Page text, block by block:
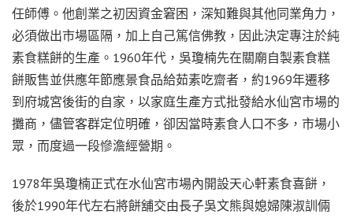
任師傅。他創業之初因資金窘困，深知難與其他同業角力，
必須做出市場區隔，加上自己篤信佛教，因此決定專注於純
素食糕餅的生產。1960年代，吳瓊楠先在關廟自製素食糕
餅販售並供應年節應景食品給茹素吃齋者，約1969年遷移
到府城宮後街的自家，以家庭生產方式批發給水仙宮市場的
攤商，儘管客群定位明確，卻因當時素食人口不多，市場小
眾，而度過一段慘澹經營期。
1978年吳瓊楠正式在水仙宮市場內開設天心軒素食喜餅，
後於1990年代左右將餅舖交由長子吳文熊與媳婦陳淑訓倆